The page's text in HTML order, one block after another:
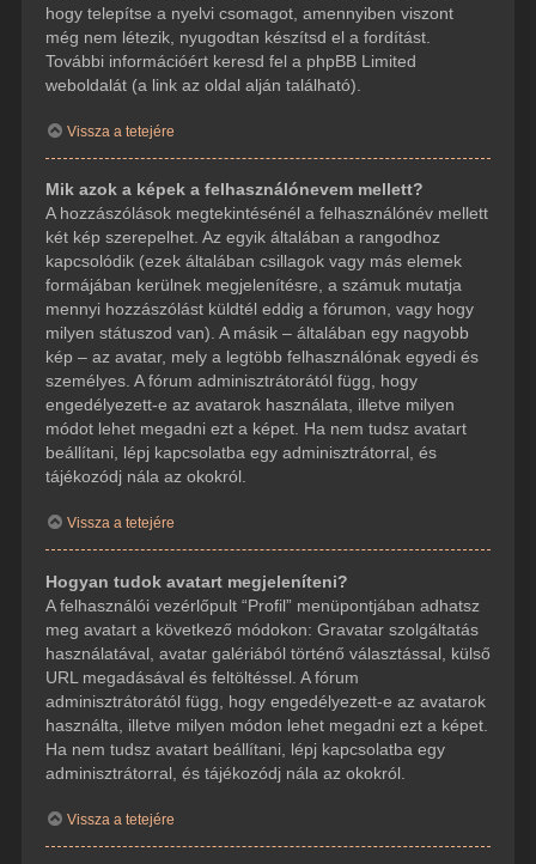
hogy telepítse a nyelvi csomagot, amennyiben viszont
még nem létezik, nyugodtan készítsd el a fordítást.
További információért keresd fel a phpBB Limited
weboldalát (a link az oldal alján található).
Vissza a tetejére
Mik azok a képek a felhasználónevem mellett?
A hozzászólások megtekintésénél a felhasználónév mellett
két kép szerepelhet. Az egyik általában a rangodhoz
kapcsolódik (ezek általában csillagok vagy más elemek
formájában kerülnek megjelenítésre, a számuk mutatja
mennyi hozzászólást küldtél eddig a fórumon, vagy hogy
milyen státuszod van). A másik – általában egy nagyobb
kép – az avatar, mely a legtöbb felhasználónak egyedi és
személyes. A fórum adminisztrátorától függ, hogy
engedélyezett-e az avatarok használata, illetve milyen
módot lehet megadni ezt a képet. Ha nem tudsz avatart
beállítani, lépj kapcsolatba egy adminisztrátorral, és
tájékozódj nála az okokról.
Vissza a tetejére
Hogyan tudok avatart megjeleníteni?
A felhasználói vezérlőpult “Profil” menüpontjában adhatsz
meg avatart a következő módokon: Gravatar szolgáltatás
használatával, avatar galériából történő választással, külső
URL megadásával és feltöltéssel. A fórum
adminisztrátorától függ, hogy engedélyezett-e az avatarok
használta, illetve milyen módon lehet megadni ezt a képet.
Ha nem tudsz avatart beállítani, lépj kapcsolatba egy
adminisztrátorral, és tájékozódj nála az okokról.
Vissza a tetejére